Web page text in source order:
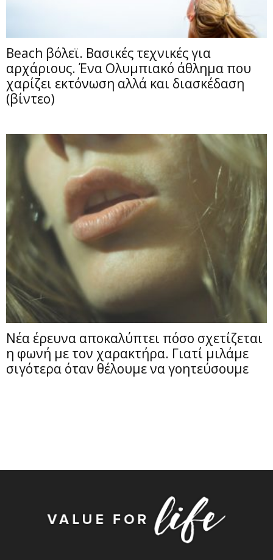
Beach βόλεϊ. Βασικές τεχνικές για
αρχάριους. Ένα Ολυμπιακό άθλημα που
χαρίζει εκτόνωση αλλά και διασκέδαση
(βίντεο)
Νέα έρευνα αποκαλύπτει πόσο σχετίζεται
η φωνή με τον χαρακτήρα. Γιατί μιλάμε
σιγότερα όταν θέλουμε να γοητεύσουμε